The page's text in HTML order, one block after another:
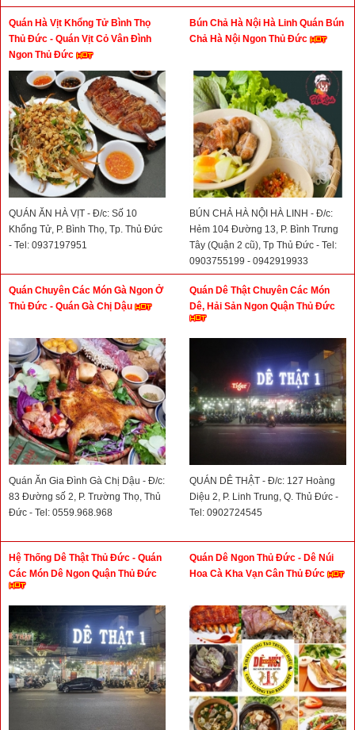
0898868939- 0816681166
Quán Hà Vịt Khổng Tử Bình Thọ
Thủ Đức - Quán Vịt Cỏ Vân Đình
Ngon Thủ Đức
QUÁN ĂN HÀ VỊT - Đ/c: Số 10
Khổng Tử, P. Bình Thọ, Tp. Thủ Đức
- Tel: 0937197951
Bún Chả Hà Nội Hà Linh Quán Bún
Chả Hà Nội Ngon Thủ Đức
BÚN CHẢ HÀ NỘI HÀ LINH - Đ/c:
Hẻm 104 Đường 13, P. Bình Trưng
Tây (Quận 2 cũ), Tp Thủ Đức - Tel:
0903755199 - 0942919933
Quán Chuyên Các Món Gà Ngon Ở
Thủ Đức - Quán Gà Chị Dậu
Quán Ăn Gia Đình Gà Chị Dậu - Đ/c:
83 Đường số 2, P. Trường Thọ, Thủ
Đức - Tel: 0559.968.968
Quán Dê Thật Chuyên Các Món
Dê, Hải Sản Ngon Quận Thủ Đức
QUÁN DÊ THẬT - Đ/c: 127 Hoàng
Diệu 2, P. Linh Trung, Q. Thủ Đức -
Tel: 0902724545
Hệ Thống Dê Thật Thủ Đức - Quán
Các Món Dê Ngon Quận Thủ Đức
Quán Dê Ngon Thủ Đức - Dê Núi
Hoa Cà Kha Vạn Cân Thủ Đức